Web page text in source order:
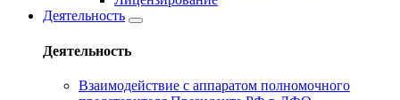
Деятельность
Деятельность
Взаимодействие с аппаратом полномочного